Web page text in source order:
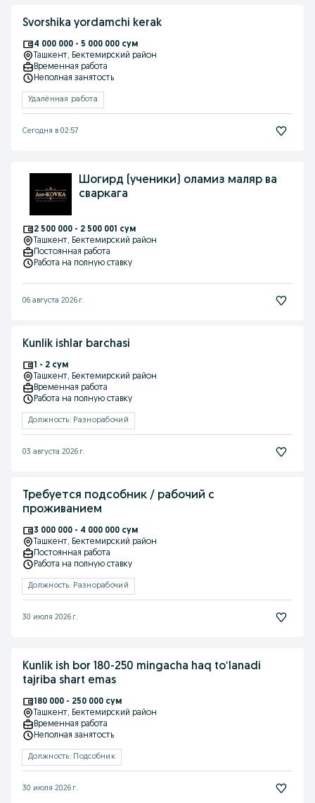
Svorshika yordamchi kerak
4 000 000 - 5 000 000 сум
Ташкент, Бектемирский район
Временная работа
Неполная занятость
Удалённая работа
Сегодня в 02:57
Шогирд (ученики) оламиз маляр ва
сваркага
2 500 000 - 2 500 001 сум
Ташкент, Бектемирский район
Постоянная работа
Работа на полную ставку
06 августа 2026 г.
Kunlik ishlar barchasi
1 - 2 сум
Ташкент, Бектемирский район
Временная работа
Работа на полную ставку
Должность: Разнорабочий
03 августа 2026 г.
Требуется подсобник / рабочий с
проживанием
3 000 000 - 4 000 000 сум
Ташкент, Бектемирский район
Постоянная работа
Работа на полную ставку
Должность: Разнорабочий
30 июля 2026 г.
Kunlik ish bor 180-250 mingacha haq toʻlanadi
tajriba shart emas
180 000 - 250 000 сум
Ташкент, Бектемирский район
Временная работа
Неполная занятость
Должность: Подсобник
30 июля 2026 г.